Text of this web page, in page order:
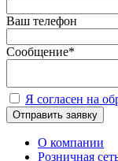
Ваш телефон
Сообщение*
Я согласен на
Отправить заявку
О компании
Розничная